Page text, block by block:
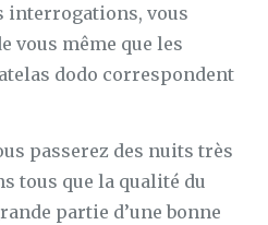
interrogations, vous
vous même que les
dodo correspondent
passerez des nuits très
tous que la qualité du
partie d’une bonne